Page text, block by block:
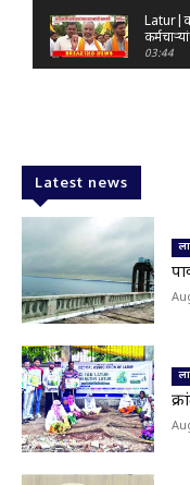
03:44
01:19
भेगा;
00:59
तयारी;
03:22
मोठे
01:30
Latest news